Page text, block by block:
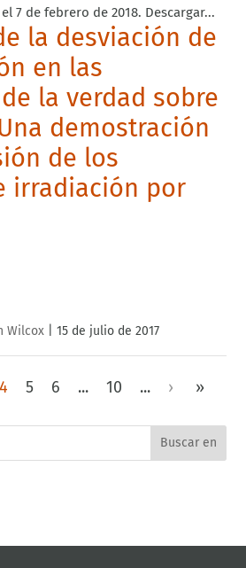
7 de febrero de 2018. Descargar...
la desviación de
en las
la verdad sobre
demostración
de los
irradiación por
Wilcox |15 de julio de 2017
4 5 6 ... 10 ... › »